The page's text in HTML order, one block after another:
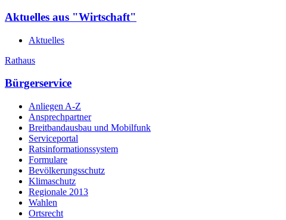
Aktuelles aus "Wirtschaft"
Aktuelles
Rathaus
Bürgerservice
Anliegen A-Z
Ansprechpartner
Breitbandausbau und Mobilfunk
Serviceportal
Ratsinformationssystem
Formulare
Bevölkerungsschutz
Klimaschutz
Regionale 2013
Wahlen
Ortsrecht